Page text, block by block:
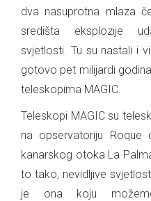
dva nasuprotna mlaza
središta eksplozije
svjetlosti. Tu su nastali i
gotovo pet milijardi
teleskopima MAGIC.
Teleskopi MAGIC su
na opservatoriju
kanarskog otoka La
to tako, nevidljive
je ona koju